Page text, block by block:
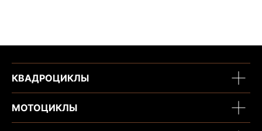
КВАДРОЦИКЛЫ
МОТОЦИКЛЫ